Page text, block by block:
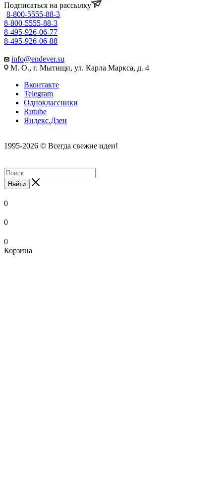
Подписаться на рассылку
8-800-5555-88-3
8-800-5555-88-3
8-495-926-06-77
8-495-926-06-88
info@endever.su
М. О., г. Мытищи, ул. Карла Маркса, д. 4
Вконтакте
Telegram
Одноклассники
Rutube
Яндекс.Дзен
1995-2026 © Всегда свежие идеи!
Найти
0
0
0
Корзина